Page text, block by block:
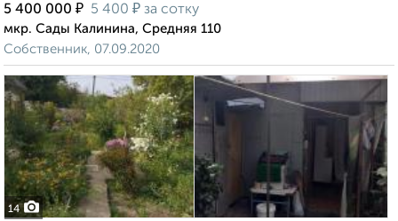
5 400 000 ₽ 5 400 ₽ за сотку
мкр. Сады Калинина, Средняя 110
Собственник, 07.09.2020
14